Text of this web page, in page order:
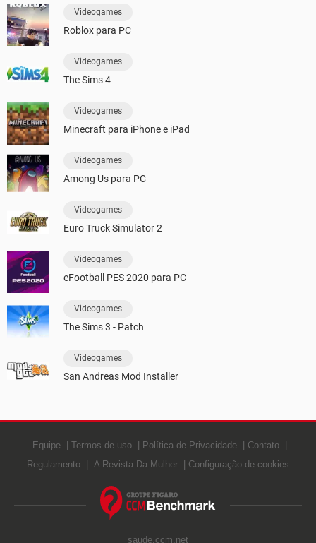
Videogames
Roblox para PC
Videogames
The Sims 4
Videogames
Minecraft para iPhone e iPad
Videogames
Among Us para PC
Videogames
Euro Truck Simulator 2
Videogames
eFootball PES 2020 para PC
Videogames
The Sims 3 - Patch
Videogames
San Andreas Mod Installer
Equipe Termos de uso Política de Privacidade
Contato
Regulamento
A Revista Da Mulher Configuração de cookies
saude.ccm.net